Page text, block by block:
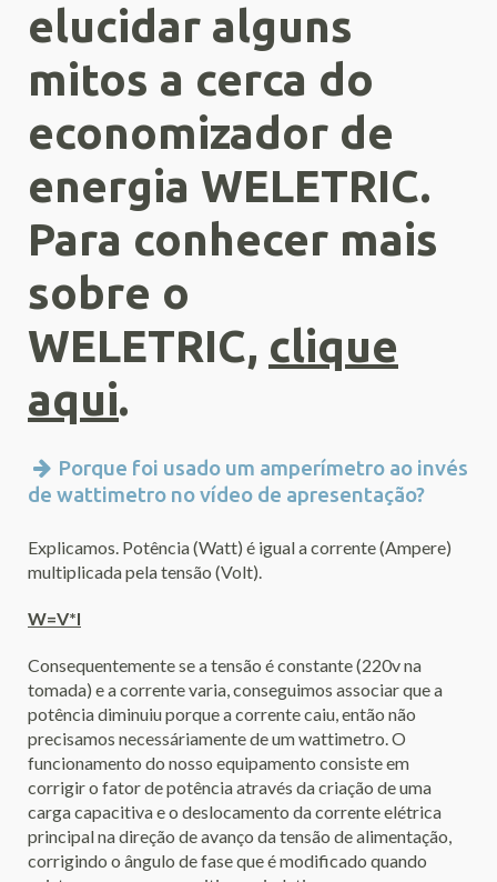
elucidar alguns
mitos a cerca do
economizador de
energia WELETRIC.
Para conhecer mais
sobre o
WELETRIC, clique
aqui.
Porque foi usado um amperímetro ao invés
de wattimetro no vídeo de apresentação?
Explicamos. Potência (Watt) é igual a corrente (Ampere)
multiplicada pela tensão (Volt).
W=V*I
Consequentemente se a tensão é constante (220v na
tomada) e a corrente varia, conseguimos associar que a
potência diminuiu porque a corrente caiu, então não
precisamos necessáriamente de um wattimetro. O
funcionamento do nosso equipamento consiste em
corrigir o fator de potência através da criação de uma
carga capacitiva e o deslocamento da corrente elétrica
principal na direção de avanço da tensão de alimentação,
corrigindo o ângulo de fase que é modificado quando